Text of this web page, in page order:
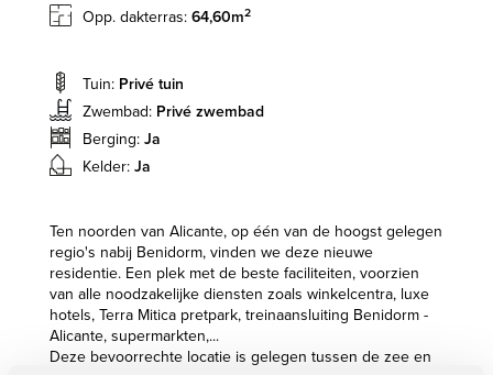
Opp. dakterras: 64,60m2
Tuin: Privé tuin
Zwembad: Privé zwembad
Berging: Ja
Kelder: Ja
Ten noorden van Alicante, op één van de hoogst gelegen
regio's nabij Benidorm, vinden we deze nieuwe
residentie. Een plek met de beste faciliteiten, voorzien
van alle noodzakelijke diensten zoals winkelcentra, luxe
hotels, Terra Mitica pretpark, treinaansluiting Benidorm -
Alicante, supermarkten,...
Deze bevoorrechte locatie is gelegen tussen de zee en